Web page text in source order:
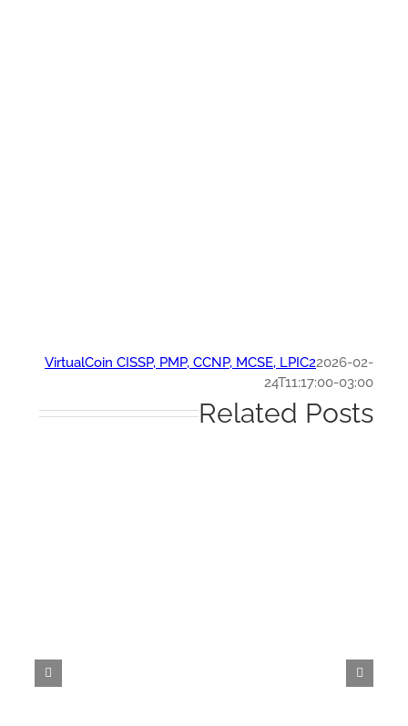
VirtualCoin CISSP, PMP, CCNP, MCSE, LPIC22026-
24T11:17:00-
Related